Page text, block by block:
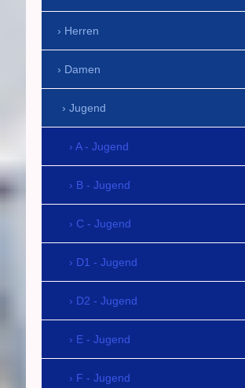
Herren
Damen
Jugend
A - Jugend
B - Jugend
C - Jugend
D1 - Jugend
D2 - Jugend
E - Jugend
F - Jugend